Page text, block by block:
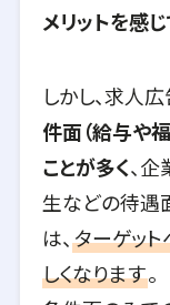
メリットを感
しかし、求人
件面（給与や
ことが多く、
生などの待遇
は、 ターゲッ
しくなります。